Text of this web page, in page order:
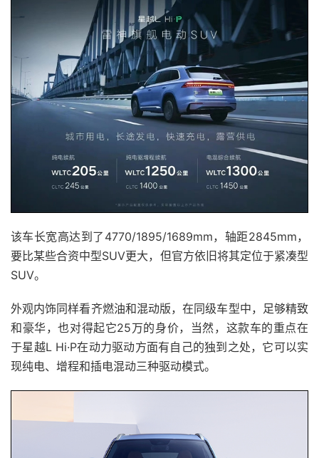
该车长宽高达到了4770/1895/1689mm，轴距2845mm，
要比某些合资中型SUV更大，但官方依旧将其定位于紧凑型
SUV。
外观内饰同样看齐燃油和混动版，在同级车型中，足够精致
和豪华，也对得起它25万的身价，当然，这款车的重点在
于星越L Hi·P在动力驱动方面有自己的独到之处，它可以实
现纯电、增程和插电混动三种驱动模式。